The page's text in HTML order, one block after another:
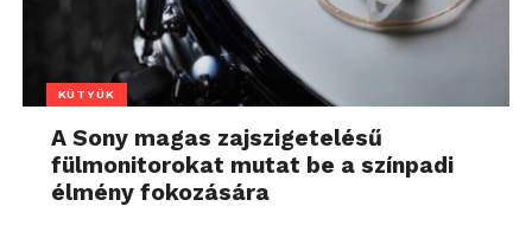
KÜTYÜK
A Sony magas zajszigetelésű
fülmonitorokat mutat be a színpadi
élmény fokozására